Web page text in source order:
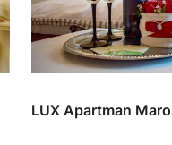
LUX Apartman